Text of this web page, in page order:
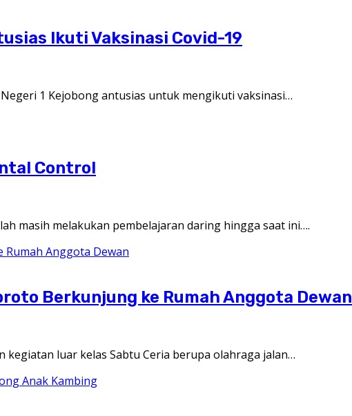
Ikuti Vaksinasi Covid-19
Negeri 1 Kejobong antusias untuk mengikuti vaksinasi…
Control
masih melakukan pembelajaran daring hingga saat ini….
Berkunjung ke Rumah Anggota Dewan
kegiatan luar kelas Sabtu Ceria berupa olahraga jalan…